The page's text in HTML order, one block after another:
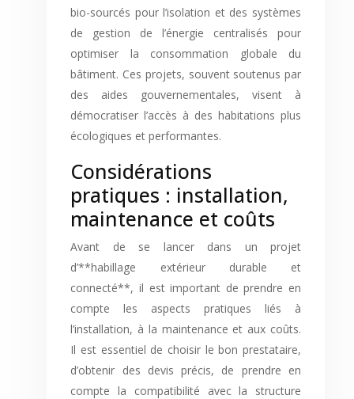
bio-sourcés pour l’isolation et des systèmes
de gestion de l’énergie centralisés pour
optimiser la consommation globale du
bâtiment. Ces projets, souvent soutenus par
des aides gouvernementales, visent à
démocratiser l’accès à des habitations plus
écologiques et performantes.
Considérations
pratiques : installation,
maintenance et coûts
Avant de se lancer dans un projet
d’**habillage extérieur durable et
connecté**, il est important de prendre en
compte les aspects pratiques liés à
l’installation, à la maintenance et aux coûts.
Il est essentiel de choisir le bon prestataire,
d’obtenir des devis précis, de prendre en
compte la compatibilité avec la structure